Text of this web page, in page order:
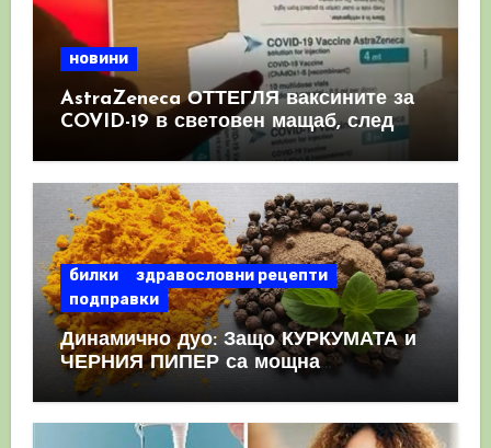
новини
AstraZeneca ОТТЕГЛЯ ваксините за
COVID-19 в световен мащаб, след
като призна, че те причиняват
билки
здравословни рецепти
подправки
Динамично дуо: Защо КУРКУМАТА и
ЧЕРНИЯ ПИПЕР са мощна
комбинация